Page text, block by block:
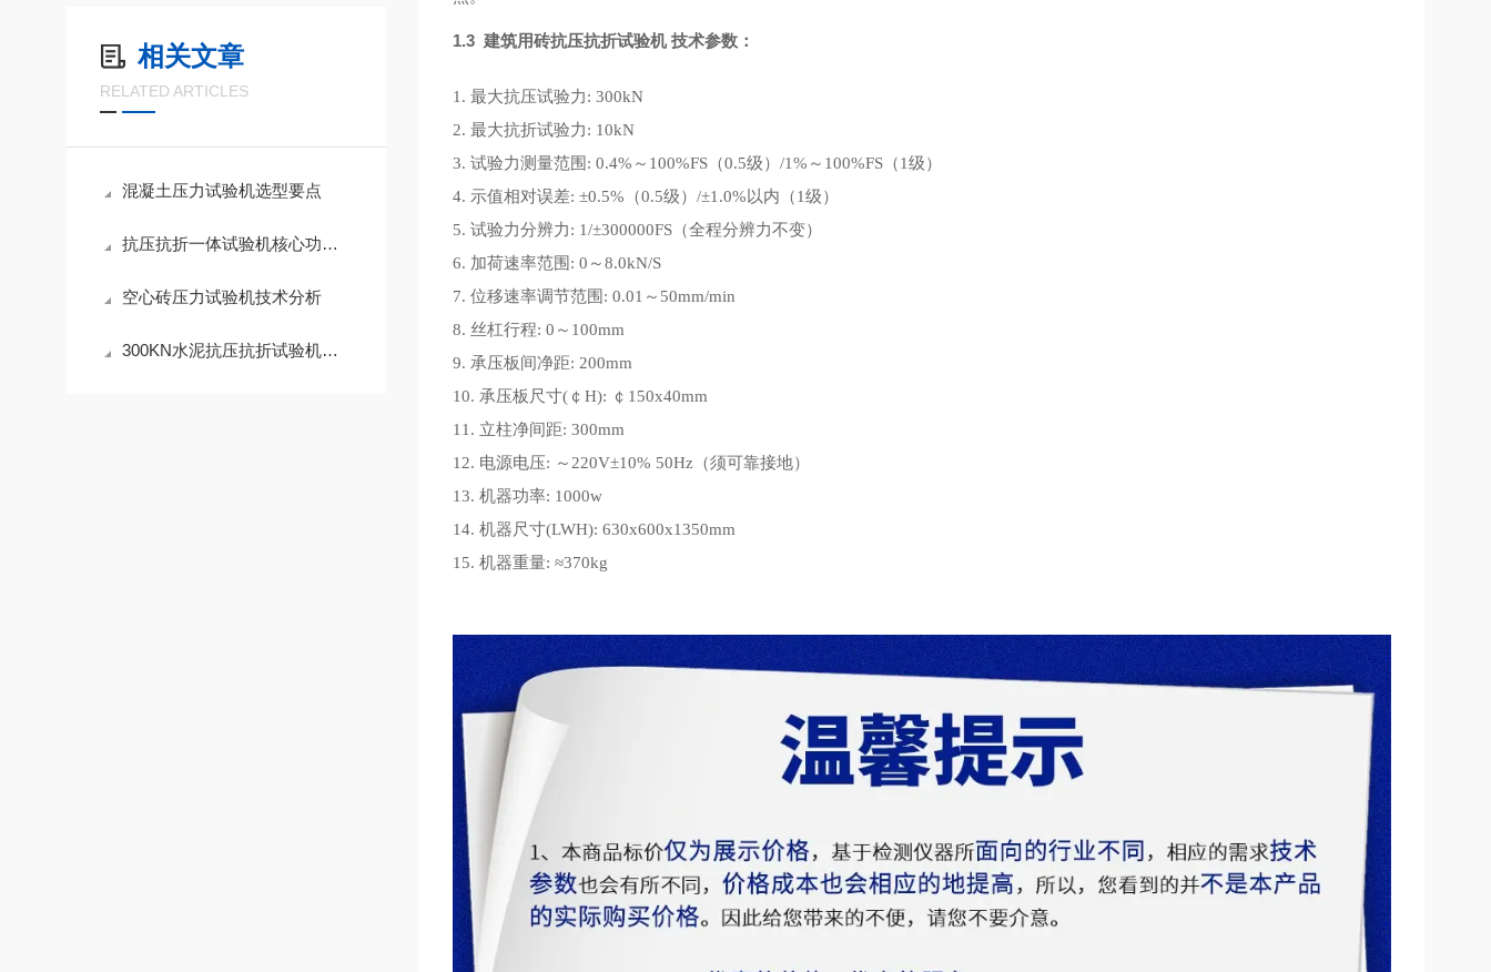
相关文章
RELATED ARTICLES
混凝土压力试验机选型要点
抗压抗折一体试验机核心功能解析
空心砖压力试验机技术分析
300KN水泥抗压抗折试验机主要技术参数
1.3 建筑用砖抗压抗折试验机 技术参数：
1. 最大抗压试验力: 300kN
2. 最大抗折试验力: 10kN
3. 试验力测量范围: 0.4%～100%FS（0.5级）/1%～100%FS（1级）
4. 示值相对误差: ±0.5%（0.5级）/±1.0%以内（1级）
5. 试验力分辨力: 1/±300000FS（全程分辨力不变）
6. 加荷速率范围: 0～8.0kN/S
7. 位移速率调节范围: 0.01～50mm/min
8. 丝杠行程: 0～100mm
9. 承压板间净距: 200mm
10. 承压板尺寸(￠H): ￠150x40mm
11. 立柱净间距: 300mm
12. 电源电压: ～220V±10% 50Hz（须可靠接地）
13. 机器功率: 1000w
14. 机器尺寸(LWH): 630x600x1350mm
15. 机器重量: ≈370kg